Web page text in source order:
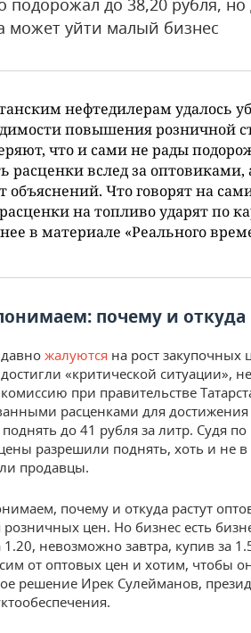
подорожал до 38,20 рубля,
может уйти малый бизнес
нефтедилерам удалось
повышения розничной
что и сами не рады
расценки вслед за
объяснений. Что говорят на
на топливо ударят по
в материале «Реального
почему и откуда
жалуются на рост закупочных
«критической ситуации»,
при правительстве
расценками для достижения
до 41 рубля за литр. Судя
разрешили поднять, хоть и не в
продавцы.
почему и откуда растут
цен. Но бизнес есть
1.20, невозможно завтра, купив за
от оптовых цен и хотим, чтобы
решение Ирек Сулейманов,